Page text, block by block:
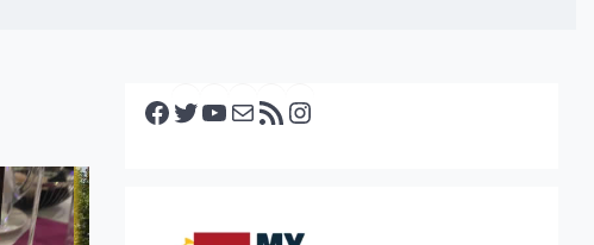
Facebook Twitter YouTube E-mail RSS feed